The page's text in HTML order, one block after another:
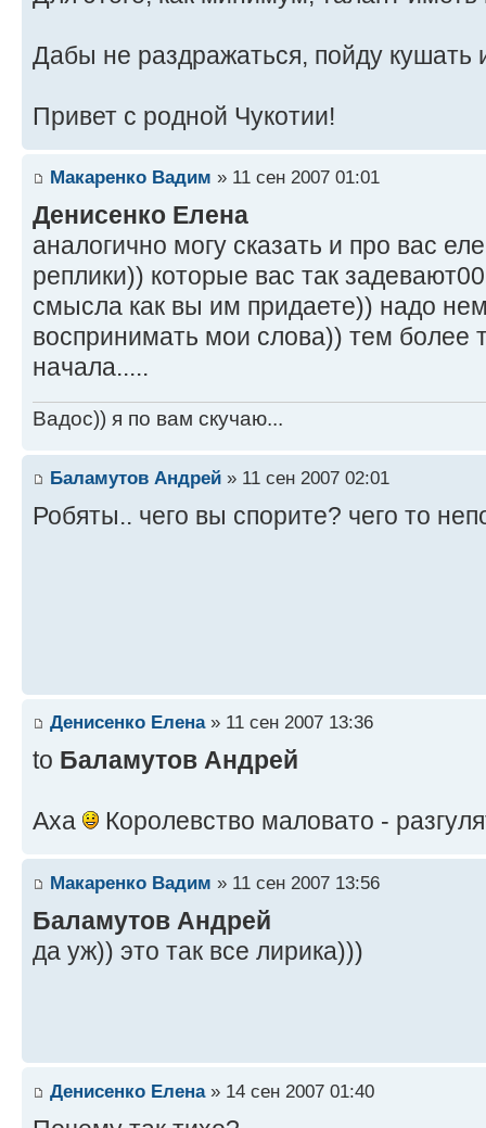
Дабы не раздражаться, пойду кушать
Привет с родной Чукотии!
Макаренко Вадим » 11 сен 2007 01:01
Денисенко Елена
аналогично могу сказать и про вас
реплики)) которые вас так
смысла как вы им придаете)) надо
воспринимать мои слова)) тем более
начала.....
Вадос)) я по вам скучаю...
Баламутов Андрей » 11 сен 2007 02:01
Робяты.. чего вы спорите? чего то
Денисенко Елена» 11 сен 2007 13:36
to Баламутов Андрей
Аха Королевство маловато -
Макаренко Вадим » 11 сен 2007 13:56
Баламутов Андрей
да уж)) это так все лирика)))
Денисенко Елена» 14 сен 2007 01:40